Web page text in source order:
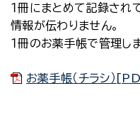
１冊にまとめて記録され
情報が伝わりません。
１冊のお薬手帳で管理しま
お薬手帳（チラシ）